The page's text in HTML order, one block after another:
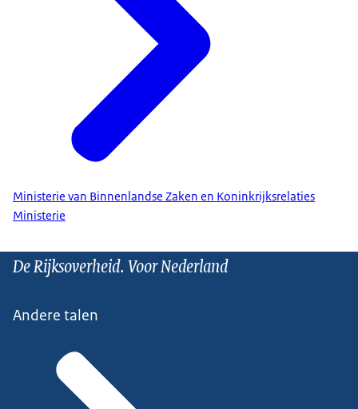
Ministerie van Binnenlandse Zaken en Koninkrijksrelaties
Ministerie
De Rijksoverheid. Voor Nederland
Andere talen